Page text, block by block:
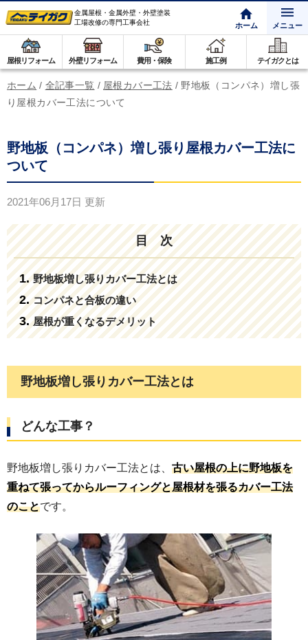
金属屋根・金属外壁・外壁塗装
工場改修の専門工事会社
ホーム メニュー
屋根リフォーム 外壁リフォーム 費用・保険 施工例 テイガクとは
ホーム / 全記事一覧 / 屋根カバー工法 / 野地板（コンパネ）増し張
り屋根カバー工法について
野地板（コンパネ）増し張り屋根カバー工法に
ついて
2021年06月17日 更新
目 次
野地板増し張りカバー工法とは
コンパネと合板の違い
屋根が重くなるデメリット
野地板増し張りカバー工法とは
どんな工事？
野地板増し張りカバー工法とは、 古い屋根の上に野地板を
重ねて張ってからルーフィングと屋根材を張るカバー工法
のことです。